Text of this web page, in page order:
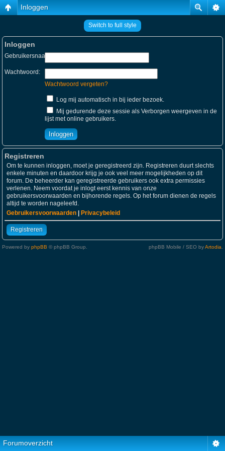
Inloggen
Switch to full style
Inloggen
Gebruikersnaam:
Wachtwoord:
Wachtwoord vergeten?
Log mij automatisch in bij ieder bezoek.
Mij gedurende deze sessie als Verborgen weergeven in de
lijst met online gebruikers.
Registreren
Om te kunnen inloggen, moet je geregistreerd zijn. Registreren duurt slechts
enkele minuten en daardoor krijg je ook veel meer mogelijkheden op dit
forum. De beheerder kan geregistreerde gebruikers ook extra permissies
verlenen. Neem voordat je inlogt eerst kennis van onze
gebruikersvoorwaarden en bijhorende regels. Op het forum dienen de regels
altijd te worden nageleefd.
Gebruikersvoorwaarden
Privacybeleid
Registreren
Powered by phpBB © phpBB Group. phpBB Mobile / SEO byArtodia
Forumoverzicht